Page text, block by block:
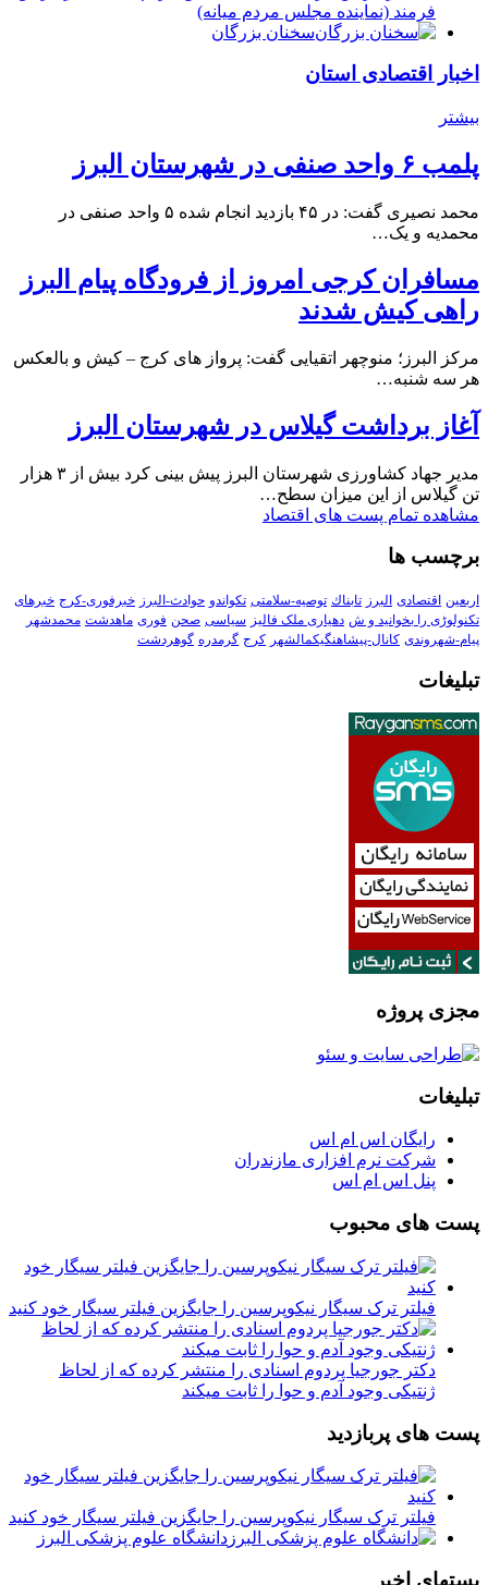
فرمند (نماينده مجلس مردم میانه)
سخنان بزرگان
اخبار اقتصادی استان
بیشتر
پلمب ۶ واحد صنفی در شهرستان البرز
محمد نصیری گفت: در ۴۵ بازدید انجام شده ۵ واحد صنفی در
محمدیه و یک…
مسافران کرجی امروز از فرودگاه پیام البرز
راهی کیش شدند
مرکز البرز؛ منوچهر اتقیایی گفت: پرواز های کرج – کیش و بالعکس
هر سه شنبه…
آغاز برداشت گیلاس در شهرستان البرز
مدیر جهاد کشاورزی شهرستان البرز پیش بینی کرد بیش از ۳ هزار
تن گیلاس از این میزان سطح…
مشاهده تمام پست های اقتصاد
برچسب ها
اربعین اقتصادی البرز تابناك توصیه-سلامتی تکواندو حوادث-البرز خبرفوری-کرج خبرهای
تکنولوڑی را بخوانید و ش دهیاری ملک فالیز سیاسی صحن فوری ماهدشت محمدشهر
پیام-شهروندی کانال-پیشاهنگیکمالشهر کرج گرمدره گوهردشت
تبلیغات
مجزی پروژه
تبلیغات
رایگان اس ام اس
شرکت نرم افزاری مازندران
پنل اس ام اس
پست های محبوب
فیلتر ترک سیگار نیکوپرسین را جایگزین فیلتر سیگار خود کنید
دکتر جورجیا پردوم اسنادی را منتشر کرده که از لحاظ
ژنتیکی وجود آدم و حوا را ثابت میکند
پست های پربازدید
فیلتر ترک سیگار نیکوپرسین را جایگزین فیلتر سیگار خود کنید
دانشگاه علوم پزشکی البرز
پستهای اخیر